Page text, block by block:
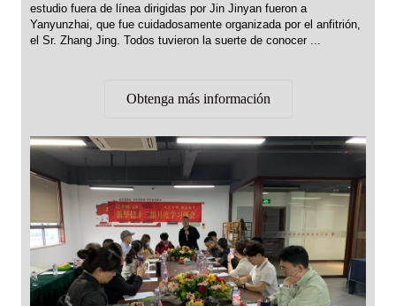
estudio fuera de línea dirigidas por Jin Jinyan fueron a
Yanyunzhai, que fue cuidadosamente organizada por el anfitrión,
el Sr. Zhang Jing. Todos tuvieron la suerte de conocer ...
Obtenga más información